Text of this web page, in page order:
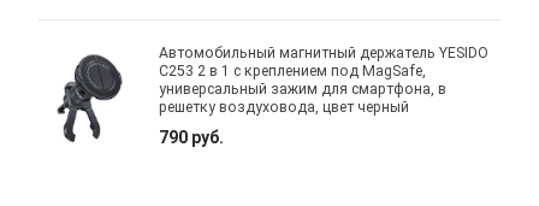
Автомобильный магнитный держатель YESIDO
C253 2 в 1 с креплением под MagSafe,
универсальный зажим для смартфона, в
решетку воздуховода, цвет черный
790 руб.